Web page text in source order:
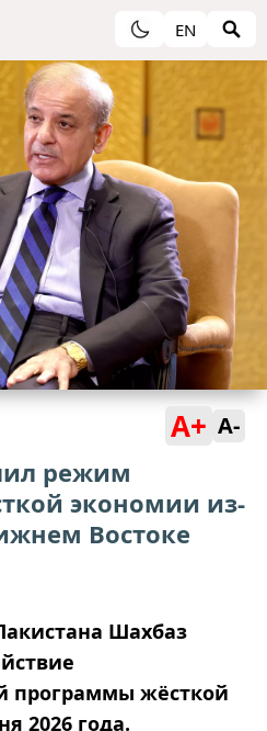
EN
A+ A-
режим
экономии из-
Востоке
Шахбаз
программы жёсткой
2026 года.